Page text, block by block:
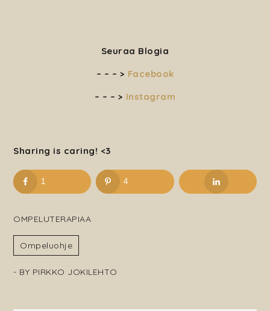
Seuraa Blogia
– – – > Facebook
– – – > Instagram
Sharing is caring! <3
1 4
OMPELUTERAPIAA
Ompeluohje
- BY PIRKKO JOKILEHTO